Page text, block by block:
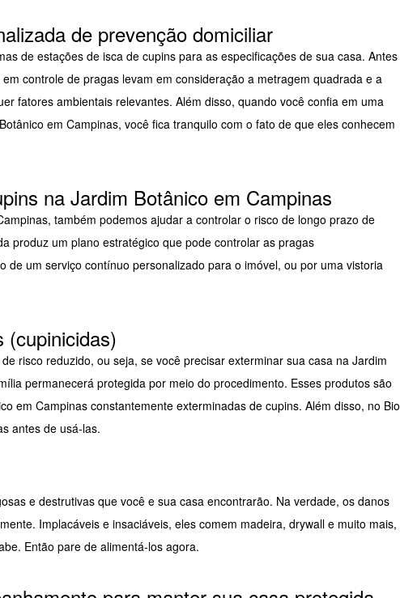
de prevenção domiciliar
de estações de isca de cupins para as especificações de sua casa. Antes
controle de pragas levam em consideração a metragem quadrada e a
fatores ambientais relevantes. Além disso, quando você confia em uma
em Campinas, você fica tranquilo com o fato de que eles conhecem
na Jardim Botânico em Campinas
também podemos ajudar a controlar o risco de longo prazo de
produz um plano estratégico que pode controlar as pragas
de um serviço contínuo personalizado para o imóvel, ou por uma vistoria
(cupinicidas)
risco reduzido, ou seja, se você precisar exterminar sua casa na Jardim
permanecerá protegida por meio do procedimento. Esses produtos são
em Campinas constantemente exterminadas de cupins. Além disso, no Bio
antes de usá-las.
e destrutivas que você e sua casa encontrarão. Na verdade, os danos
Implacáveis e insaciáveis, eles comem madeira, drywall e muito mais,
Então pare de alimentá-los agora.